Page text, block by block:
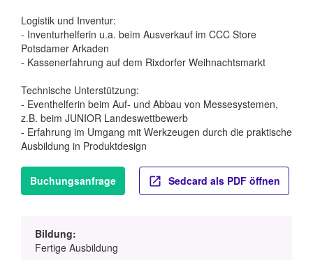
Logistik und Inventur:
- Inventurhelferin u.a. beim Ausverkauf im CCC Store
Potsdamer Arkaden
- Kassenerfahrung auf dem Rixdorfer Weihnachtsmarkt
Technische Unterstützung:
- Eventhelferin beim Auf- und Abbau von Messesystemen,
z.B. beim JUNIOR Landeswettbewerb
- Erfahrung im Umgang mit Werkzeugen durch die praktische
Ausbildung in Produktdesign
Buchungsanfrage Sedcard als PDF öffnen
Bildung:
Fertige Ausbildung